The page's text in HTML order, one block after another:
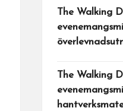
The Walking
The Walking